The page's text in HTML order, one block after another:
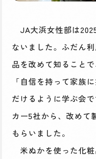
JA大浜女性部は
ないました。ふだん
品を改めて知ること
「自信を持って家族
だけるように学ぶ会
カー5社から、改めて
もらいました。
米ぬかを使った化